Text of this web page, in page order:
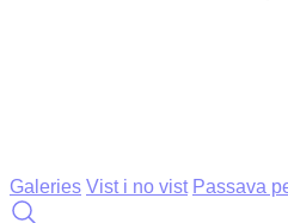
Galeries Vist i no vist Passava